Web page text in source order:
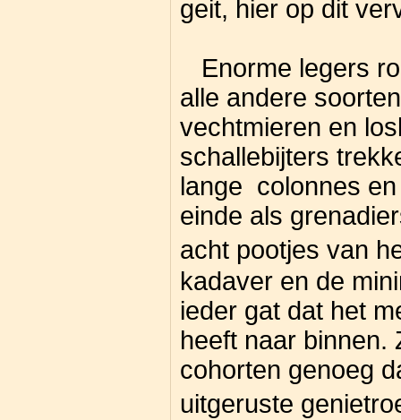
geit, hier op dit
Enorme legers
alle andere
vechtmieren en
schallebijters
lange colonnes
einde als
acht pootjes van
kadaver en de
ieder gat dat het
heeft naar binnen.
cohorten genoeg
uitgeruste